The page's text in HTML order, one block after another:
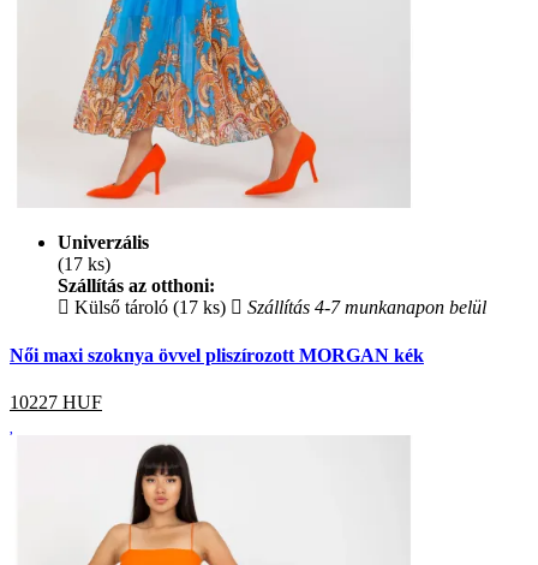
Univerzális
(17 ks)
Szállítás az otthoni:
Külső tároló (17 ks)
Szállítás 4-7 munkanapon belül
Női maxi szoknya övvel pliszírozott MORGAN kék
10227 HUF